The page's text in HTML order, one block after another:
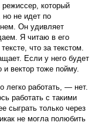
который
не идет по
Он удивляет
Я читаю в его
что за текстом.
Если у него будет
вектор тоже пойму.
легко работать, — нет.
работать с такими
сыграть только через
не могла полюбить